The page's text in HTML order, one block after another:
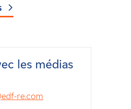
les médias
re.com